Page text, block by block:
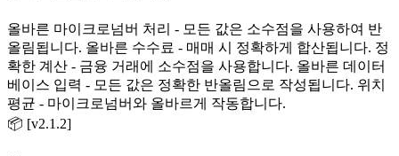
올바른 마이크로넘버 처리 - 모든 값은 소수점을 사용하여 반
올림됩니다. 올바른 수수료 - 매매 시 정확하게 합산됩니다. 정
확한 계산 - 금융 거래에 소수점을 사용합니다. 올바른 데이터
베이스 입력 - 모든 값은 정확한 반올림으로 작성됩니다. 위치
평균 - 마이크로넘버와 올바르게 작동합니다.
📦 [v2.1.2]